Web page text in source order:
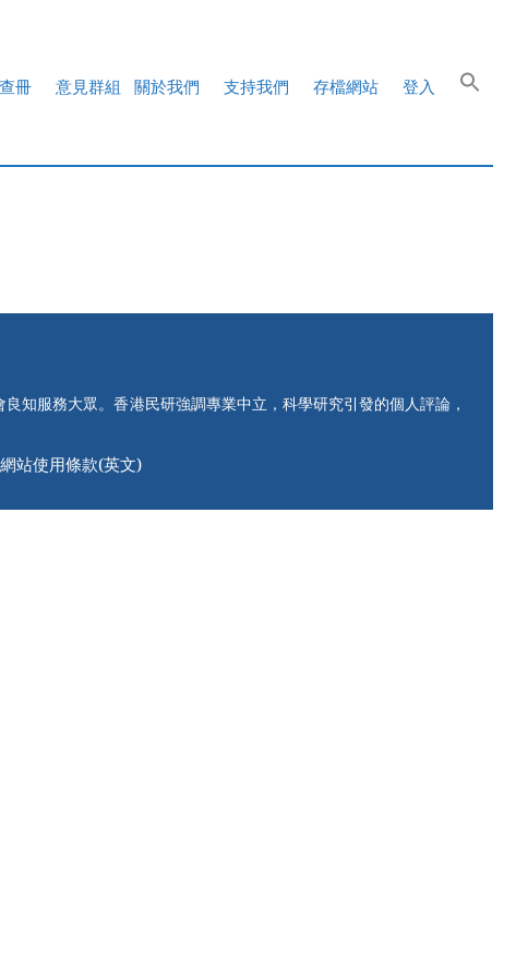
冊 意見群組 關於我們 支持我們 存檔網站 登入
知服務大眾。香港民研強調專業中立，科學研究引發的個人評論，
網站使用條款(英文)